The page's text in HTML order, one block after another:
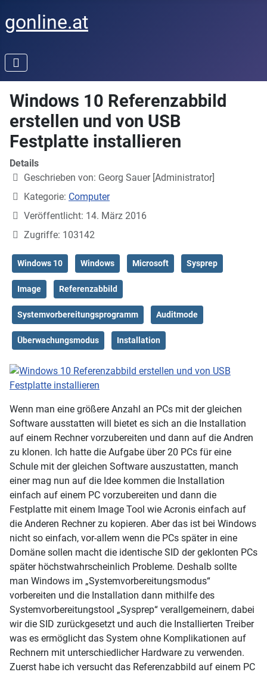
gonline.at
Windows 10 Referenzabbild
erstellen und von USB
Festplatte installieren
Details
Geschrieben von: Georg Sauer [Administrator]
Kategorie: Computer
Veröffentlicht: 14. März 2016
Zugriffe: 103142
Windows 10 Windows Microsoft Sysprep
Image Referenzabbild
Systemvorbereitungsprogramm Auditmode
Überwachungsmodus Installation
Wenn man eine größere Anzahl an PCs mit der gleichen
Software ausstatten will bietet es sich an die Installation
auf einem Rechner vorzubereiten und dann auf die Andren
zu klonen. Ich hatte die Aufgabe über 20 PCs für eine
Schule mit der gleichen Software auszustatten, manch
einer mag nun auf die Idee kommen die Installation
einfach auf einem PC vorzubereiten und dann die
Festplatte mit einem Image Tool wie Acronis einfach auf
die Anderen Rechner zu kopieren. Aber das ist bei Windows
nicht so einfach, vor-allem wenn die PCs später in eine
Domäne sollen macht die identische SID der geklonten PCs
später höchstwahrscheinlich Probleme. Deshalb sollte
man Windows im „Systemvorbereitungsmodus“
vorbereiten und die Installation dann mithilfe des
Systemvorbereitungstool „Sysprep“ verallgemeinern, dabei
wir die SID zurückgesetzt und auch die Installierten Treiber
was es ermöglicht das System ohne Komplikationen auf
Rechnern mit unterschiedlicher Hardware zu verwenden.
Zuerst habe ich versucht das Referenzabbild auf einem PC